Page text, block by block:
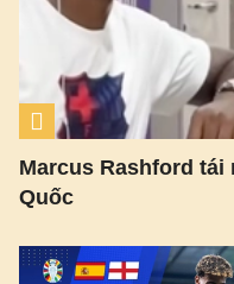
Marcus Rashford tái
Quốc